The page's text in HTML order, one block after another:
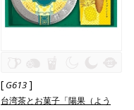
[ G613]
台湾茶とお菓子「陽果（よう